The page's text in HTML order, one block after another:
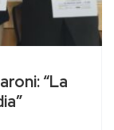
“La